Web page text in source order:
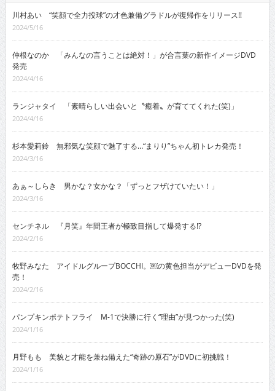
川村あい “笑顔で全力投球”の才色兼備グラドルが復帰作をリリース!!
2024/5/16
仲根なのか 「みんなの言うことは絶対！」が合言葉の新作イメージDVD
発売
2024/4/16
ランジャタイ 「素晴らしい出会いと〝癒着〟が育ててくれた(笑)」
2024/4/16
杉本愛莉鈴 無邪気な笑顔で魅了する…“まりり”ちゃん初トレカ発売！
2024/3/16
あぁ～しらき 男かな？女かな？「ずっとフザけていたい！」
2024/3/16
センチネル 『月笑』年間王者が極致目指して爆発する!?
2024/2/16
牧野みなた アイドルグループBOCCHI。￼の黄色担当がデビューDVDを発
売！
2024/2/16
パンプキンポテトフライ M-1で決勝に行く“理由”が見つかった(笑)
2024/1/16
月野もも 美貌と才能を兼ね備えた“奇跡の原石”がDVDに初挑戦！
2024/1/16